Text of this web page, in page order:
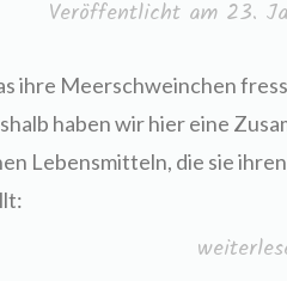
Veröffentlicht am 23.
ihre Meerschweinchen
haben wir hier eine
Lebensmitteln, die sie
„Giftig!“